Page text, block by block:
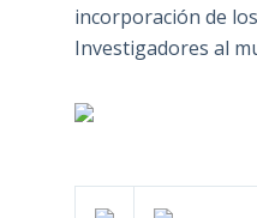
incorporación de
Investigadores al